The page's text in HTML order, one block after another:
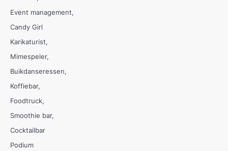
Event management
Candy Girl
Karikaturist
Mimespeler
Buikdanseressen
Koffiebar
Foodtruck
Smoothie bar
Cocktailbar
Podium